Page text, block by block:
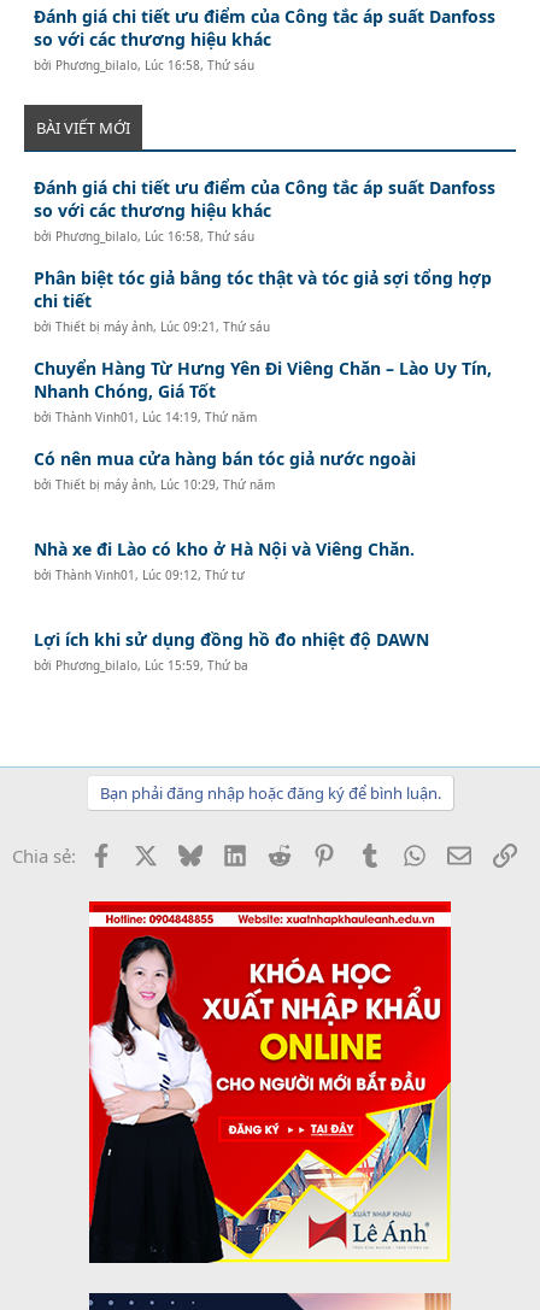
Đánh giá chi tiết ưu điểm của Công tắc áp suất Danfoss
so với các thương hiệu khác
bởi Phương_bilalo, Lúc 16:58, Thứ sáu
BÀI VIẾT MỚI
Đánh giá chi tiết ưu điểm của Công tắc áp suất Danfoss
so với các thương hiệu khác
bởi Phương_bilalo, Lúc 16:58, Thứ sáu
Phân biệt tóc giả bằng tóc thật và tóc giả sợi tổng hợp
chi tiết
bởiThiết bị máy ảnh, Lúc 09:21, Thứ sáu
Chuyển Hàng Từ Hưng Yên Đi Viêng Chăn – Lào Uy Tín,
Nhanh Chóng, Giá Tốt
bởiThành Vinh01 , Lúc 14:19, Thứ năm
Có nên mua cửa hàng bán tóc giả nước ngoài
bởiThiết bị máy ảnh, Lúc 10:29, Thứ năm
Nhà xe đi Lào có kho ở Hà Nội và Viêng Chăn.
bởiThành Vinh01 , Lúc 09:12, Thứ tư
Lợi ích khi sử dụng đồng hồ đo nhiệt độ DAWN
bởi Phương_bilalo, Lúc 15:59, Thứ ba
Bạn phải đăng nhập hoặc đăng ký để bình luận.
Chia sẻ: Facebook BlueskyLinkedInReddit PinterestTumblrWhatsApp
Email